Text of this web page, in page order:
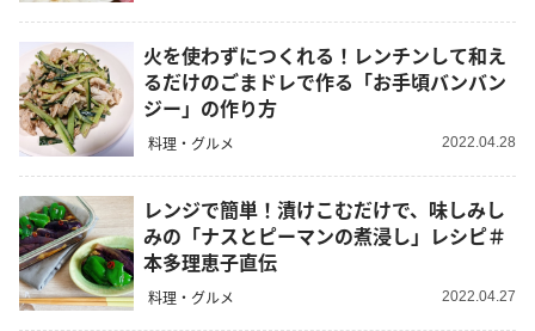
火を使わずにつくれる！レンチンして和え
るだけのごまドレで作る「お手頃バンバン
ジー」の作り方
料理・グルメ 2022.04.28
レンジで簡単！漬けこむだけで、味しみし
みの「ナスとピーマンの煮浸し」レシピ＃
本多理恵子直伝
料理・グルメ 2022.04.27